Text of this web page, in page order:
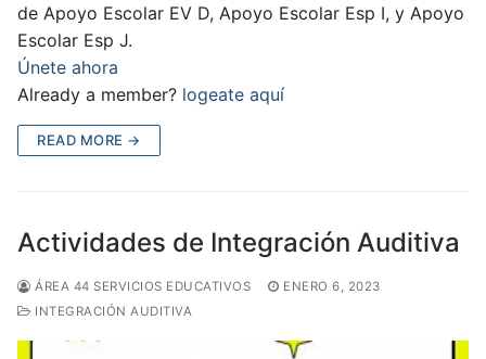
de Apoyo Escolar EV D, Apoyo Escolar Esp I, y Apoyo
Escolar Esp J.
Únete ahora
Already a member? logeate aquí
READ MORE →
Actividades de Integración Auditiva
ÁREA 44 SERVICIOS EDUCATIVOS
ENERO 6, 2023
INTEGRACIÓN AUDITIVA